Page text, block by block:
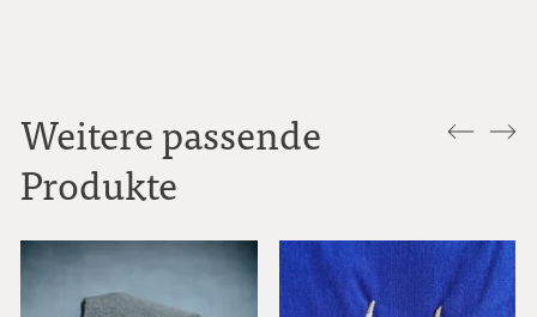
Weitere passende
Produkte